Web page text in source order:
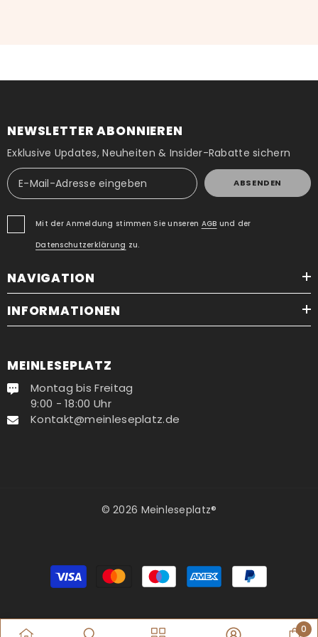
NEWSLETTER ABONNIEREN
Exklusive Updates, Neuheiten & Insider-Rabatte sichern
ABSENDEN
Mit der Anmeldung stimmen Sie unseren AGB und der
Datenschutzerklärung zu.
NAVIGATION
INFORMATIONEN
MEINLESEPLATZ
Montag bis Freitag
9:00 - 18:00 Uhr
Kontakt@meinleseplatz.de
© 2026 Meinleseplatz®
Zahlungsmethoden
0